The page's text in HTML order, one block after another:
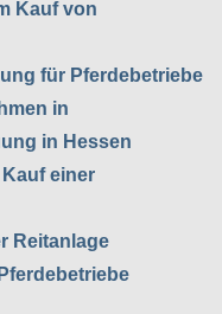
Kauf von
für Pferdebetriebe
in
in Hessen
einer
Reitanlage